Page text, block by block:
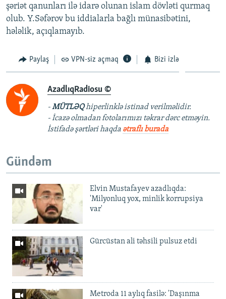
şəriət qanunları ilə idarə olunan islam dövləti qurmaq
olub. Y.Səfərov bu iddialarla bağlı münasibətini,
hələlik, açıqlamayıb.
Paylaş VPN-siz açmaq Bizi izlə
AzadlıqRadiosu ©
-MÜTLƏQhiperlinklə istinad verilməlidir.
- İcazə olmadan fotolarımızı təkrar dərc etməyin.
İstifadə şərtləri haqda ətraflı burada
Gündəm
Elvin Mustafayev azadlıqda:
'Milyonluq yox, minlik korrupsiya
var'
Gürcüstan ali təhsili pulsuz etdi
Metroda 11 aylıq fasilə: 'Daşınma